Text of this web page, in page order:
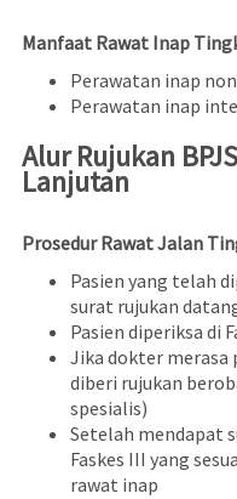
Manfaat Rawat Inap
Perawatan inap
Perawatan inap
Alur Rujukan
Lanjutan
Prosedur Rawat Jalan
Pasien yang telah
surat rujukan
Pasien diperiksa di
Jika dokter merasa
diberi rujukan
spesialis)
Setelah mendapat
Faskes III yang
rawat inap